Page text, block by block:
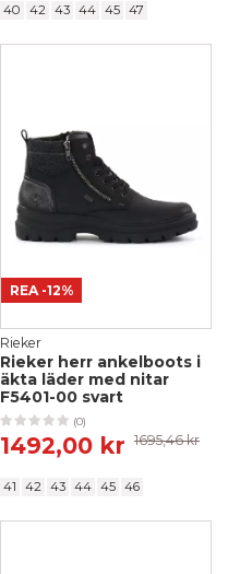
40 42 43 44 45 47
REA -12%
Rieker
Rieker herr ankelboots i
äkta läder med nitar
F5401-00 svart
(0)
1492,00 kr 1695,46 kr
41 42 43 44 45 46